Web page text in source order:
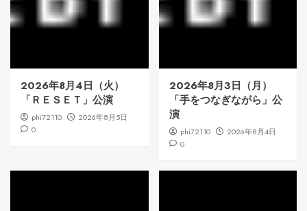
2026年8月4日（火）
「ＲＥＳＥＴ」公演
phi72110
2026年8月5日
0
2026年8月3日（月）
「手をつなぎながら」公
演
phi72110
2026年8月4日
0